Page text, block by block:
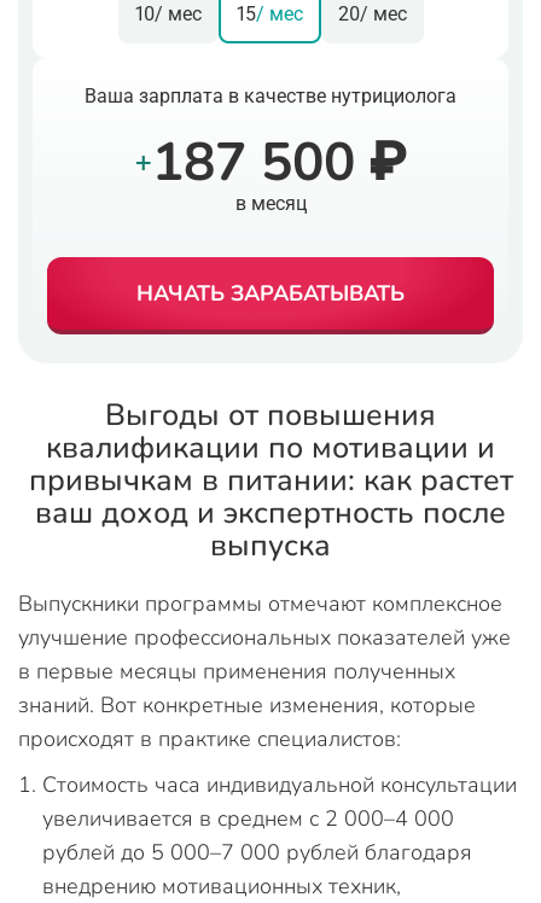
10/ мес 15/ мес 20/ мес
Ваша зарплата в качестве нутрициолога
+187 500 ₽
в месяц
НАЧАТЬ ЗАРАБАТЫВАТЬ
Выгоды от повышения
квалификации по мотивации и
привычкам в питании: как растет
ваш доход и экспертность после
выпуска
Выпускники программы отмечают комплексное
улучшение профессиональных показателей уже
в первые месяцы применения полученных
знаний. Вот конкретные изменения, которые
происходят в практике специалистов:
Стоимость часа индивидуальной консультации
увеличивается в среднем с 2 000–4 000
рублей до 5 000–7 000 рублей благодаря
внедрению мотивационных техник,